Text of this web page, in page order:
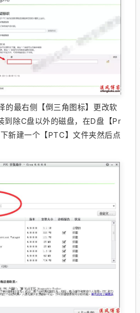
的最右侧【倒三角图标】更改软
到除C盘以外的磁盘，在D盘【Pr
新建一个【PTC】文件夹然后点